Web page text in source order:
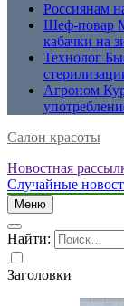
Россиянам
Шеф-повар
кабачки на
Технолог
Агроном
Салон красоты
Новостная
Случайные
Меню
Найти:
Заголовки